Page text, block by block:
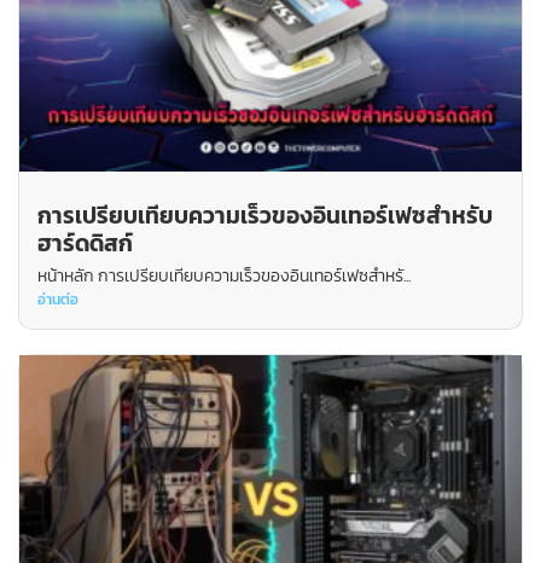
การเปรียบเทียบความเร็วของอินเทอร์เฟซสำหรับ
ฮาร์ดดิสก์
หน้าหลัก การเปรียบเทียบความเร็วของอินเทอร์เฟซสำหรั...
อ่านต่อ